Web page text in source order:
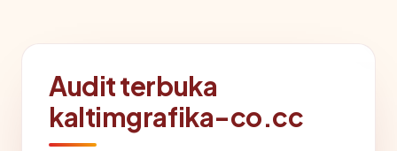
Audit terbuka
kaltimgrafika-co.cc